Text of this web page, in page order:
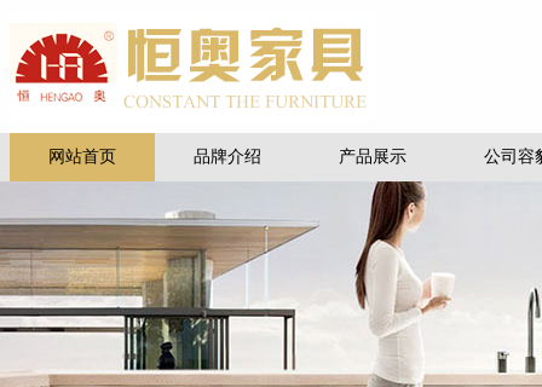
网站首页 品牌介绍 产品展示 公司容